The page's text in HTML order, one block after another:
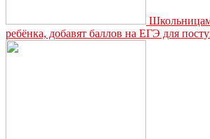
ребёнка, добавят баллов на ЕГЭ для